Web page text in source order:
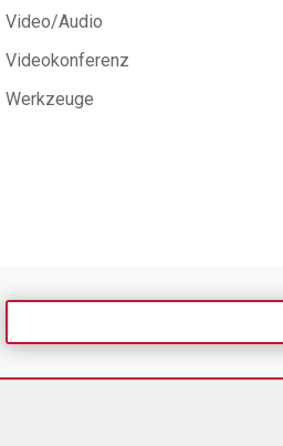
Video/Audio
Videokonferenz
Werkzeuge